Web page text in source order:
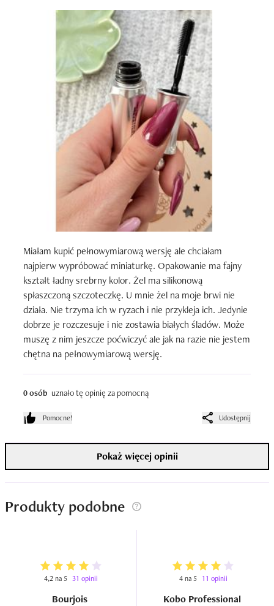
Miałam kupić pełnowymiarową wersję ale chciałam
najpierw wypróbować miniaturkę. Opakowanie ma fajny
kształt ładny srebrny kolor. Żel ma silikonową
spłaszczoną szczoteczkę. U mnie żel na moje brwi nie
działa. Nie trzyma ich w ryzach i nie przykleja ich. Jedynie
dobrze je rozczesuje i nie zostawia białych śladów. Może
muszę z nim jeszcze poćwiczyć ale jak na razie nie jestem
chętna na pełnowymiarową wersję.
0 osób uznało tę opinię za pomocną
Pomocne! Udostępnij
Pokaż więcej opinii
Produkty podobne
4,2 na 5 31 opinii
Bourjois
4 na 5 11 opinii
Kobo Professional